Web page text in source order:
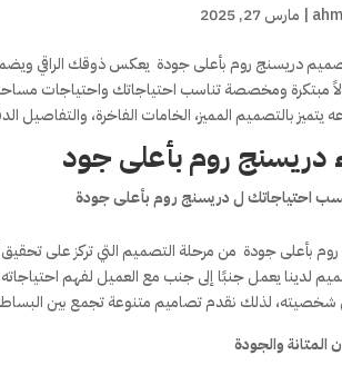
| مارس 27, 2025
دريسنج روم بأعلى جودة يعكس ذوقك الراقي
مبتكرة ومخصصة تناسب احتياجاتك واحتياجات
يتميز بالتصميم المميز، الخامات الفاخرة، والتفاصيل
دريسنج روم بأعلى جود
ل دريسنج روم بأعلى جودة
بأعلى جودة من مرحلة التصميم التي تركز على
لدينا يعمل جنبًا إلى جنب مع العميل لفهم
لذلك نقدم تصاميم متنوعة تجمع بين
والجودة